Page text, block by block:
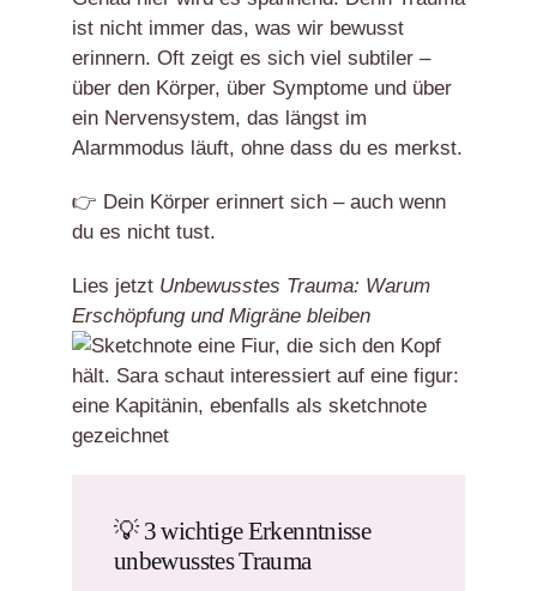
ist nicht immer das, was wir bewusst
erinnern. Oft zeigt es sich viel subtiler –
über den Körper, über Symptome und über
ein Nervensystem, das längst im
Alarmmodus läuft, ohne dass du es merkst.
👉 Dein Körper erinnert sich – auch wenn
du es nicht tust.
Lies jetzt Unbewusstes Trauma: Warum
Erschöpfung und Migräne bleiben
💡 3 wichtige Erkenntnisse
unbewusstes Trauma